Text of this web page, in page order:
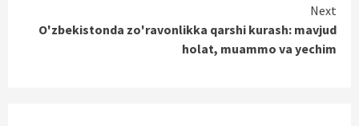
Next
O'zbekistonda zo'ravonlikka qarshi kurash: mavjud
holat, muammo va yechim